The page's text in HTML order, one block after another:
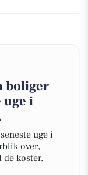
boliger
uge i
uge i
over,
koster.